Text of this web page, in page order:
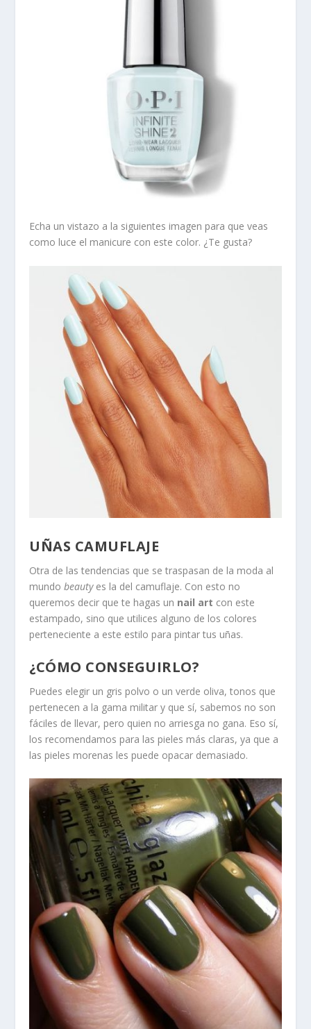
Echa un vistazo a la siguientes imagen para que veas
como luce el manicure con este color. ¿Te gusta?
UÑAS CAMUFLAJE
Otra de las tendencias que se traspasan de la moda al
mundobeauty es la del camuflaje. Con esto no
queremos decir que te hagas un nail art con este
estampado, sino que utilices alguno de los colores
perteneciente a este estilo para pintar tus uñas.
¿CÓMO CONSEGUIRLO?
Puedes elegir un gris polvo o un verde oliva, tonos que
pertenecen a la gama militar y que sí, sabemos no son
fáciles de llevar, pero quien no arriesga no gana. Eso sí,
los recomendamos para las pieles más claras, ya que a
las pieles morenas les puede opacar demasiado.